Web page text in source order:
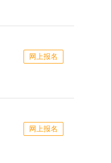
网上报名
网上报名